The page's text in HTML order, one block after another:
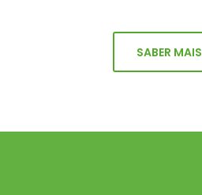
SABER MAIS